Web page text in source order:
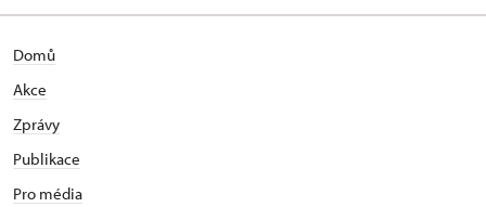
Domů
Akce
Zprávy
Publikace
Pro média